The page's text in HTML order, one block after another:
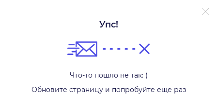
Упс!
Что-то пошло не так: (
Обновите страницу и попробуйте еще раз